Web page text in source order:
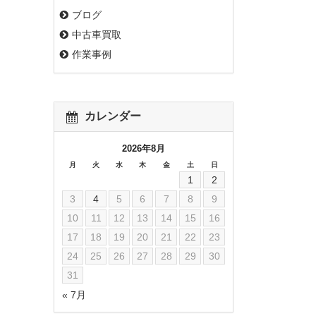
ブログ
中古車買取
作業事例
カレンダー
2026年8月
月 火 水 木 金 土 日
« 7月
1
2
3
4 5 6 7 8
9
10
11 12 13 14 15
16
17
18 19 20 21 22
23
24
25 26 27 28 29
30
31